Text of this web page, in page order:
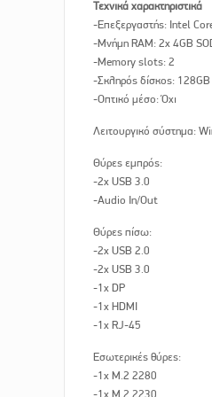
Τεχνικά χαρακτηριστικά
-Επεξεργαστής: Intel
-Μνήμη RAM: 2x 4GB
-Memory slots: 2
-Σκληρός δίσκος:
-Οπτικό μέσο: Όχι
Λειτουργικό σύστημα:
Θύρες εμπρός:
-2x USB 3.0
-Audio In/Out
Θύρες πίσω:
-2x USB 2.0
-2x USB 3.0
-1x DP
-1x HDMI
-1x RJ-45
Εσωτερικές θύρες:
-1x M.2 2280
-1x M.2 2230